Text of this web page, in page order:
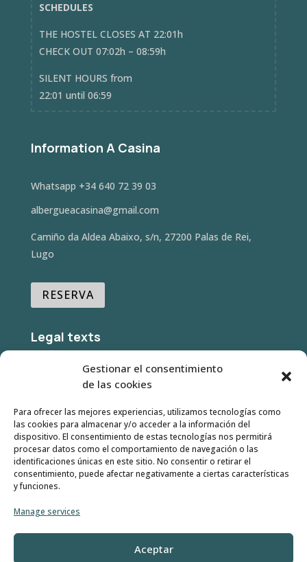
Gestionar el consentimiento
de las cookies
Para ofrecer las mejores experiencias, utilizamos tecnologías como
las cookies para almacenar y/o acceder a la información del
dispositivo. El consentimiento de estas tecnologías nos permitirá
procesar datos como el comportamiento de navegación o las
identificaciones únicas en este sitio. No consentir o retirar el
consentimiento, puede afectar negativamente a ciertas características
y funciones.
Manage services
Aceptar
SCHEDULES
THE HOSTEL CLOSES AT 22:01h
CHECK OUT 07:02h – 08:59h
SILENT HOURS from
22:01 until 06:59
Information A Casina
Whatsapp +34 640 72 39 03
albergueacasina@gmail.com
Camiño da Aldea Abaixo, s/n, 27200 Palas de Rei,
Lugo
RESERVA
Legal texts
- Legal warning
- Cookies Policy
- Terms and Conditions